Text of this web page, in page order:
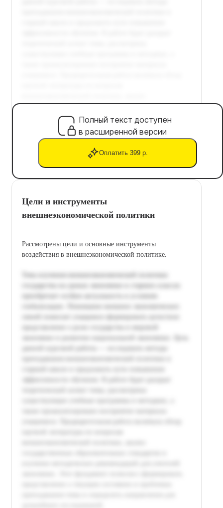
Полный текст доступен
в расширенной версии
Оплатить 399 р.
Цели и инструменты
внешнеэкономической политики
Рассмотрены цели и основные инструменты
воздействия в внешнеэкономической политике.